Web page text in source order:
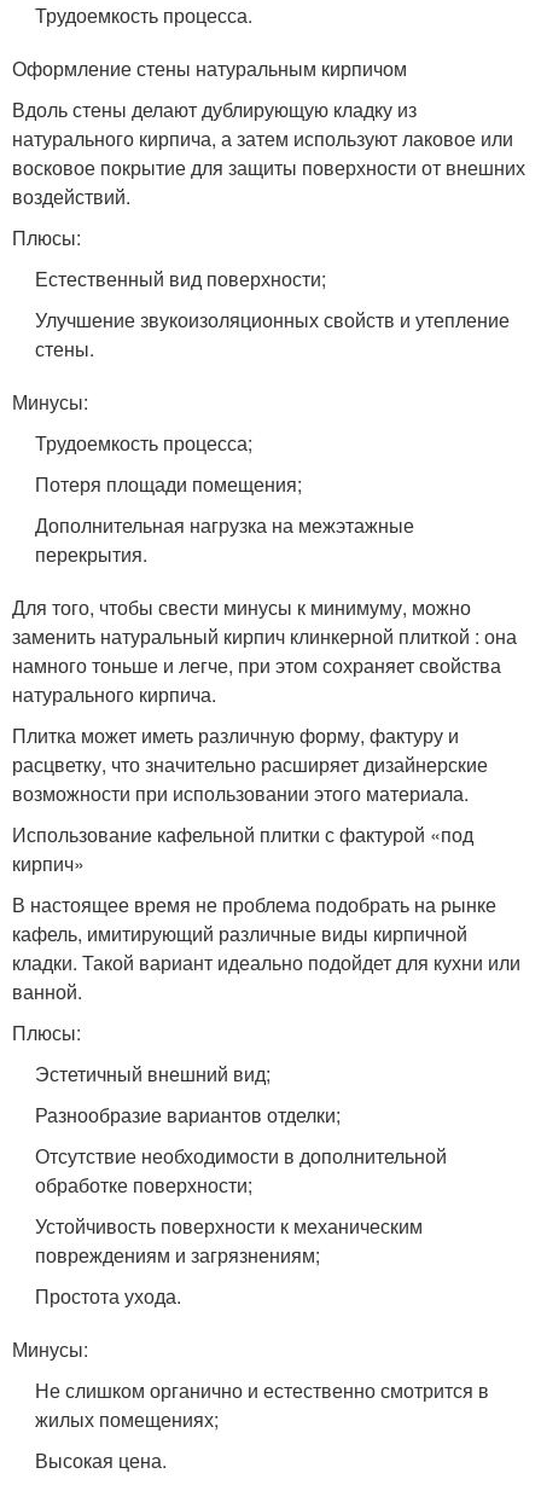
Трудоемкость процесса.
Оформление стены натуральным кирпичом
Вдоль стены делают дублирующую кладку из
натурального кирпича, а затем используют лаковое или
восковое покрытие для защиты поверхности от внешних
воздействий.
Плюсы:
Естественный вид поверхности;
Улучшение звукоизоляционных свойств и утепление
стены.
Минусы:
Трудоемкость процесса;
Потеря площади помещения;
Дополнительная нагрузка на межэтажные
перекрытия.
Для того, чтобы свести минусы к минимуму, можно
заменить натуральный кирпич клинкерной плиткой : она
намного тоньше и легче, при этом сохраняет свойства
натурального кирпича.
Плитка может иметь различную форму, фактуру и
расцветку, что значительно расширяет дизайнерские
возможности при использовании этого материала.
Использование кафельной плитки с фактурой «под
кирпич»
В настоящее время не проблема подобрать на рынке
кафель, имитирующий различные виды кирпичной
кладки. Такой вариант идеально подойдет для кухни или
ванной.
Плюсы:
Эстетичный внешний вид;
Разнообразие вариантов отделки;
Отсутствие необходимости в дополнительной
обработке поверхности;
Устойчивость поверхности к механическим
повреждениям и загрязнениям;
Простота ухода.
Минусы:
Не слишком органично и естественно смотрится в
жилых помещениях;
Высокая цена.